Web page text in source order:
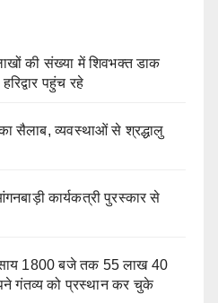
की संख्या में शिवभक्त डाक
पहुंच रहे
सैलाब, व्यवस्थाओं से श्रद्धालु
कार्यकत्री पुरस्कार से
1800 बजे तक 55 लाख 40
गंतव्य को प्रस्थान कर चुके